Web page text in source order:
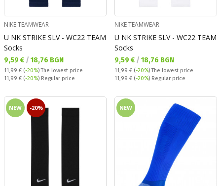
NIKE TEAMWEAR
U NK STRIKE SLV - WC22 TEAM
Socks
Текуща цена:
9,59 € / 18,76 BGN
11,99 € (-20%)The lowest price
Regular price:
11,99 € (-20%) Regular price
NIKE TEAMWEAR
U NK STRIKE SLV - WC22 TEAM
Socks
Текуща цена:
9,59 € / 18,76 BGN
11,99 € (-20%)The lowest price
Regular price:
11,99 € (-20%) Regular price
NEW -20% NEW